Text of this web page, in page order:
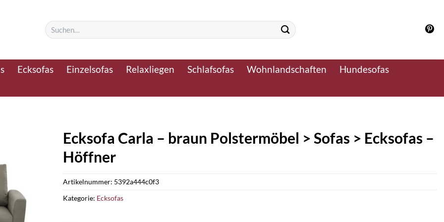
Suchen
nach:
Ecksofas Einzelsofas Relaxliegen Schlafsofas Wohnlandschaften
Hundesofas
Ecksofa Carla – braun Polstermöbel > Sofas > Ecksofas –
Höffner
Artikelnummer: 5392a444c0f3
Kategorie: Ecksofas